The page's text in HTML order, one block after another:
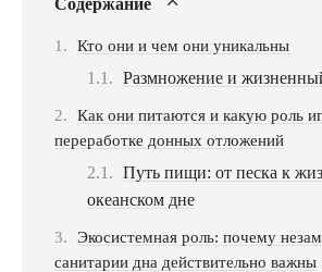
Содержание
Кто они и чем они уникальны
Размножение и
Как они питаются и какую роль
переработке донных отложений
Путь пищи: от песка к
океанском дне
Экосистемная роль: почему
санитарии дна действительно важны